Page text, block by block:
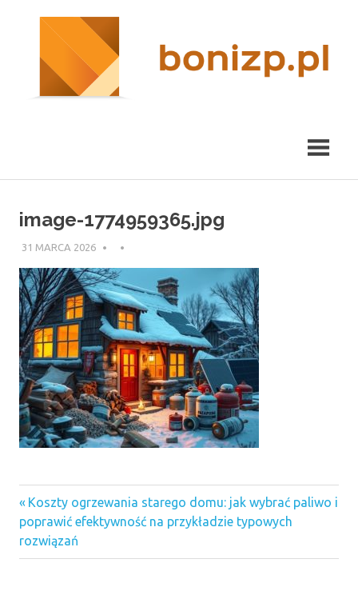
nieruchomości
Kraków
image-1774959365.jpg
31 MARCA 2026
Nawigacja
wpisu
Previous
Post:
Koszty ogrzewania starego domu: jak wybrać paliwo i
poprawić efektywność na przykładzie typowych
rozwiązań